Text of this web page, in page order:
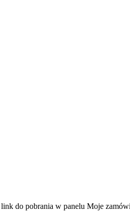
do pobrania w panelu Moje